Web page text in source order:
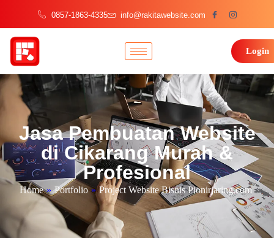
0857-1863-4335 info@rakitawebsite.com
Login
Jasa Pembuatan Website
di Cikarang Murah &
Profesional
Home » Portfolio » Project Website Bisnis Pionirjaring.com